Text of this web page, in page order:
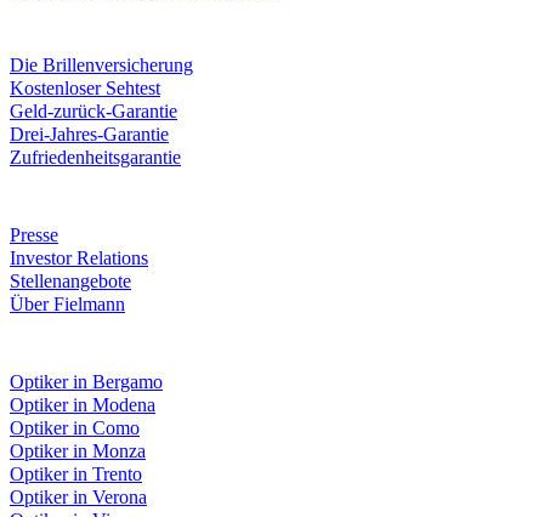
Die Brillenversicherung
Kostenloser Sehtest
Geld-zurück-Garantie
Drei-Jahres-Garantie
Zufriedenheitsgarantie
Presse
Investor Relations
Stellenangebote
Über Fielmann
Optiker in Bergamo
Optiker in Modena
Optiker in Como
Optiker in Monza
Optiker in Trento
Optiker in Verona